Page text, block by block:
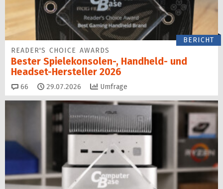
BERICHT
READER'S CHOICE AWARDS
Bester Spielekonsolen-, Handheld- und
Headset-Hersteller 2026
66 Kommentare
29.07.2026 Umfrage